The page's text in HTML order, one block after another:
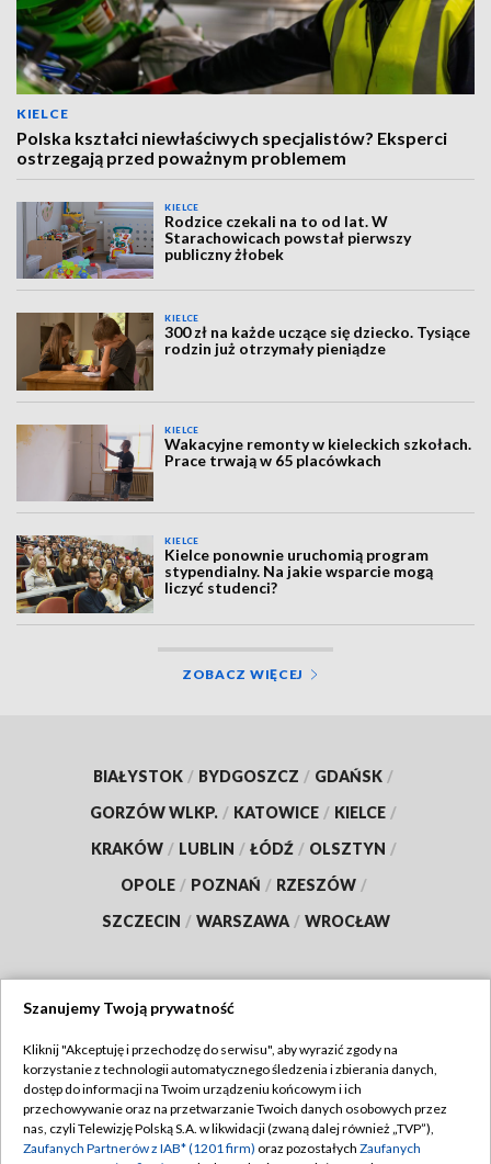
KIELCE
Polska kształci niewłaściwych specjalistów? Eksperci
ostrzegają przed poważnym problemem
KIELCE
Rodzice czekali na to od lat. W
Starachowicach powstał pierwszy
publiczny żłobek
KIELCE
300 zł na każde uczące się dziecko. Tysiące
rodzin już otrzymały pieniądze
KIELCE
Wakacyjne remonty w kieleckich szkołach.
Prace trwają w 65 placówkach
KIELCE
Kielce ponownie uruchomią program
stypendialny. Na jakie wsparcie mogą
liczyć studenci?
ZOBACZ WIĘCEJ
BIAŁYSTOK / BYDGOSZCZ / GDAŃSK /
GORZÓW WLKP. / KATOWICE / KIELCE /
KRAKÓW / LUBLIN / ŁÓDŹ / OLSZTYN /
OPOLE / POZNAŃ / RZESZÓW /
SZCZECIN / WARSZAWA / WROCŁAW
TVP
Abonament TVP
Emisja w TVP
Regulamin TVP
Polityka prywatności
Szanujemy Twoją prywatność
Kliknij "Akceptuję i przechodzę do serwisu", aby wyrazić zgody na
korzystanie z technologii automatycznego śledzenia i zbierania danych,
dostęp do informacji na Twoim urządzeniu końcowym i ich
przechowywanie oraz na przetwarzanie Twoich danych osobowych przez
nas, czyli Telewizję Polską S.A. w likwidacji (zwaną dalej również „TVP”),
Zaufanych Partnerów z IAB* (1201 firm) oraz pozostałych Zaufanych